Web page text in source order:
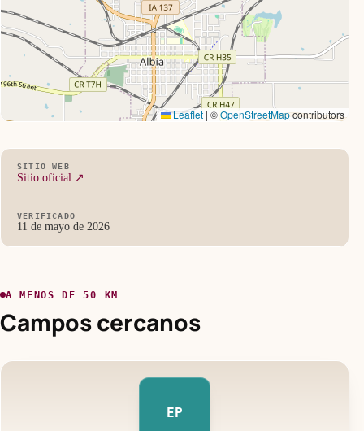
Leaflet | ©OpenStreetMapcontributors
SITIO WEB
Sitio oficial ↗
VERIFICADO
11 de mayo de 2026
A MENOS DE 50 KM
Campos cercanos
EP